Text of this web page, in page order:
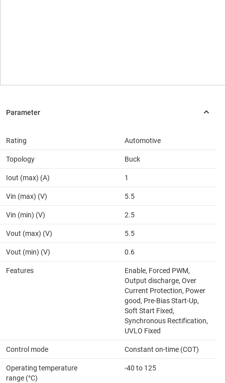
Rating Automotive
Topology Buck
Iout (max) (A) 1
Vin (max) (V) 5.5
Vin (min) (V) 2.5
Vout (max) (V) 5.5
Vout (min) (V) 0.6
Features
Enable, Forced PWM,
Output discharge, Over
Current Protection, Power
good, Pre-Bias Start-Up,
Soft Start Fixed,
Synchronous Rectification,
UVLO Fixed
Control mode Constant on-time (COT)
Operating temperature
range (°C)
-40 to 125